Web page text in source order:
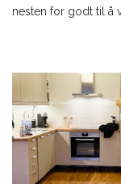
nesten for godt til å